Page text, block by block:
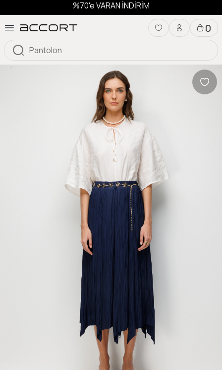
%70'e VARAN İNDİRİM
0